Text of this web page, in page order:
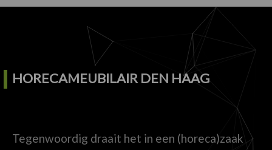
HORECAMEUBILAIR DEN HAAG
Tegenwoordig draait het in een (horeca)zaak